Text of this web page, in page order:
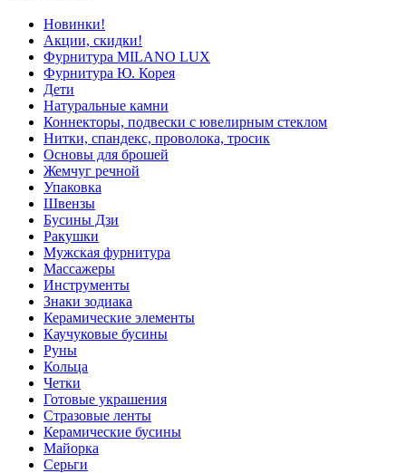
Новинки!
Акции, скидки!
Фурнитура MILANO LUX
Фурнитура Ю. Корея
Дети
Натуральные камни
Коннекторы, подвески с ювелирным стеклом
Нитки, спандекс, проволока, тросик
Основы для брошей
Жемчуг речной
Упаковка
Швензы
Бусины Дзи
Ракушки
Мужская фурнитура
Массажеры
Инструменты
Знаки зодиака
Керамические элементы
Каучуковые бусины
Руны
Кольца
Четки
Готовые украшения
Стразовые ленты
Керамические бусины
Майорка
Серьги